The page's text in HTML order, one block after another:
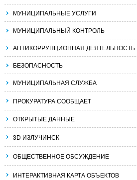
МУНИЦИПАЛЬНЫЕ УСЛУГИ
МУНИЦИПАЛЬНЫЙ КОНТРОЛЬ
АНТИКОРРУПЦИОННАЯ ДЕЯТЕЛЬНОСТЬ
БЕЗОПАСНОСТЬ
МУНИЦИПАЛЬНАЯ СЛУЖБА
ПРОКУРАТУРА СООБЩАЕТ
ОТКРЫТЫЕ ДАННЫЕ
3D ИЗЛУЧИНСК
ОБЩЕСТВЕННОЕ ОБСУЖДЕНИЕ
ИНТЕРАКТИВНАЯ КАРТА ОБЪЕКТОВ